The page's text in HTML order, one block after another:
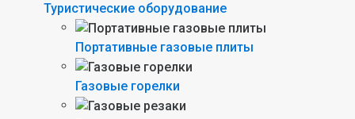
Туристические оборудование
Портативные газовые плиты
Газовые горелки